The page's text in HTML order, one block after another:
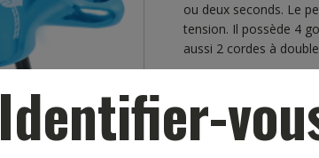
ou deux seconds. Le
tension. Il possède 4
aussi 2 cordes à
Les 2 gorges en V lui
un contrôle efficace
lors de l’arrêt de la
frottements parasites
Identifier-